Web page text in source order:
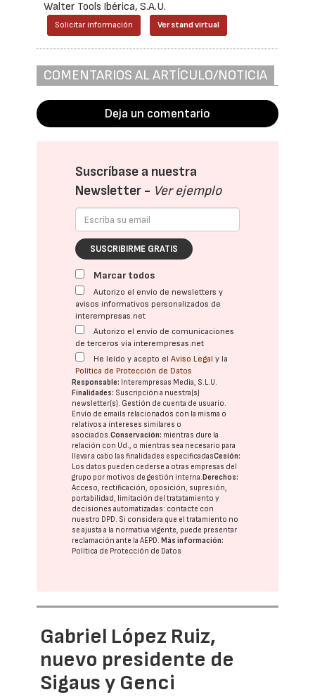
Walter Tools Ibérica, S.A.U.
Solicitar información Ver stand virtual
COMENTARIOS AL ARTÍCULO/NOTICIA
Deja un comentario
Suscríbase a nuestra
Newsletter - Ver ejemplo
SUSCRIBIRME GRATIS
Marcar todos
Autorizo el envío de newsletters y
avisos informativos personalizados de
interempresas.net
Autorizo el envío de comunicaciones
de terceros vía interempresas.net
He leído y acepto elAviso Legal y la
Política de Protección de Datos
Responsable: Interempresas Media, S.L.U.
Finalidades: Suscripción a nuestra(s)
newsletter(s). Gestión de cuenta de usuario.
Envío de emails relacionados con la misma o
relativos a intereses similares o
asociados.Conservación: mientras dure la
relación con Ud., o mientras sea necesario para
llevar a cabo las finalidades especificadasCesión:
Los datos pueden cederse a otras empresas del
grupo por motivos de gestión interna. Derechos:
Acceso, rectificación, oposición, supresión,
portabilidad, limitación del tratatamiento y
decisiones automatizadas: contacte con
nuestro DPD. Si considera que el tratamiento no
se ajusta a la normativa vigente, puede presentar
reclamación ante laAEPD. Más información:
Política de Protección de Datos
Gabriel López Ruiz,
nuevo presidente de
Sigaus y Genci